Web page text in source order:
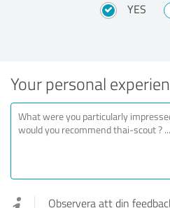
YES
Your personal
Observera att din